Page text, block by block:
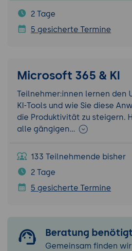
2 Tage
5 gesicherte Termine
Microsoft 365 & KI
Teilnehmer:innen lernen den
KI-Tools und wie Sie diese
die Produktivität zu steigern.
alle gängigen…
133 Teilnehmende bisher
2 Tage
5 gesicherte Termine
Beratung
Gemeinsam finden